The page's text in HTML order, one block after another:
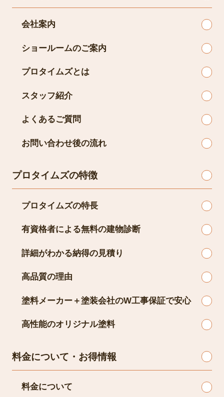
会社案内
ショールームのご案内
プロタイムズとは
スタッフ紹介
よくあるご質問
お問い合わせ後の流れ
プロタイムズの特徴
プロタイムズの特長
有資格者による無料の建物診断
詳細がわかる納得の見積り
高品質の理由
塗料メーカー＋塗装会社のW工事保証で安心
高性能のオリジナル塗料
料金について・お得情報
料金について